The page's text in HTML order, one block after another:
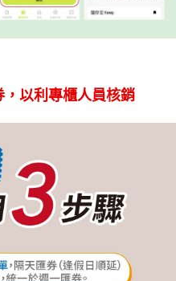
以利專櫃人員核銷